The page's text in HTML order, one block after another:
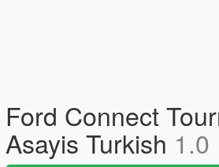
Ford Connect
Asayis Turkish 1.0